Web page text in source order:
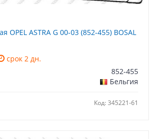
OPEL ASTRA G 00-03 (852-455) BOSAL
срок 2 дн.
852-455
Бельгия
Код: 345221-61